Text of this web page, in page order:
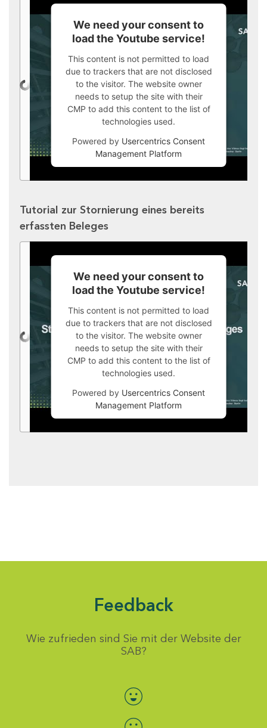
We need your consent to
load the Youtube service!
This content is not permitted to load
due to trackers that are not disclosed
to the visitor. The website owner
needs to setup the site with their
CMP to add this content to the list of
technologies used.
Powered by Usercentrics Consent
Management Platform
Tutorial zur Stornierung eines bereits
erfassten Beleges
We need your consent to
load the Youtube service!
This content is not permitted to load
due to trackers that are not disclosed
to the visitor. The website owner
needs to setup the site with their
CMP to add this content to the list of
technologies used.
Powered by Usercentrics Consent
Management Platform
Feedback
Wie zufrieden sind Sie mit der Website der
SAB?
Bewertung auswählen